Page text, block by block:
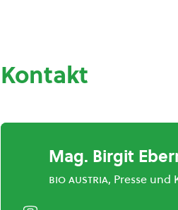
Kontakt
Mag. Birgit
bio austria, Presse